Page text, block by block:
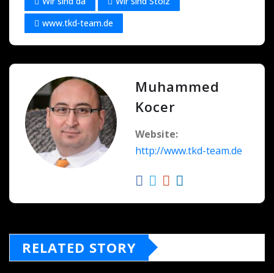
www.tkd-team.de
Muhammed
Kocer
Website:
http://www.tkd-team.de
RELATED STORY